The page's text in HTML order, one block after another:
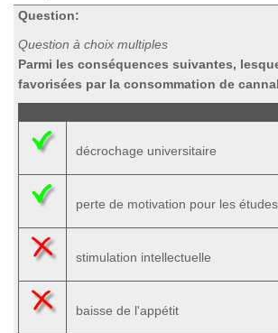
Question:
Question à choix multiples
Parmi les conséquences suivantes,
favorisées par la consommation de
décrochage universitaire
perte de motivation pour les études
stimulation intellectuelle
baisse de l'appétit